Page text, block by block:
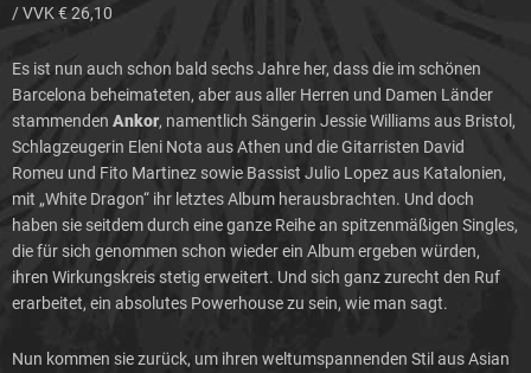
/ VVK € 26,10
Es ist nun auch schon bald sechs Jahre her, dass die im schönen
Barcelona beheimateten, aber aus aller Herren und Damen Länder
stammenden Ankor, namentlich Sängerin Jessie Williams aus Bristol,
Schlagzeugerin Eleni Nota aus Athen und die Gitarristen David
Romeu und Fito Martinez sowie Bassist Julio Lopez aus Katalonien,
mit „White Dragon“ ihr letztes Album herausbrachten. Und doch
haben sie seitdem durch eine ganze Reihe an spitzenmäßigen Singles,
die für sich genommen schon wieder ein Album ergeben würden,
ihren Wirkungskreis stetig erweitert. Und sich ganz zurecht den Ruf
erarbeitet, ein absolutes Powerhouse zu sein, wie man sagt.
Nun kommen sie zurück, um ihren weltumspannenden Stil aus Asian